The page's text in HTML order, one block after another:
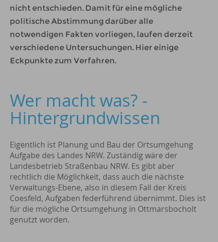
nicht entschieden. Damit für eine mögliche
politische Abstimmung darüber alle
notwendigen Fakten vorliegen, laufen derzeit
verschiedene Untersuchungen. Hier einige
Eckpunkte zum Verfahren.
Wer macht was? -
Hintergrundwissen
Eigentlich ist Planung und Bau der Ortsumgehung
Aufgabe des Landes NRW. Zuständig wäre der
Landesbetrieb Straßenbau NRW. Es gibt aber
rechtlich die Möglichkeit, dass auch die nächste
Verwaltungs-Ebene, also in diesem Fall der Kreis
Coesfeld, Aufgaben federführend übernimmt. Dies ist
für die mögliche Ortsumgehung in Ottmarsbocholt
genutzt worden.